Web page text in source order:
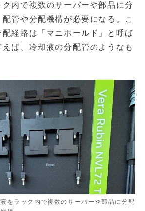
内で複数のサーバーや部品に分
管や分配機構が必要になる。こ
配経路は「マニホールド」と呼ば
ば、冷却液の分配管のようなも
をラック内で複数のサーバーや部品に分配